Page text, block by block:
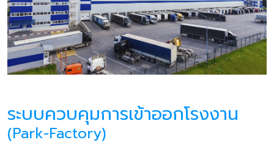
ระบบควบคุมการเข้าออกโรงงาน
(Park-Factory)